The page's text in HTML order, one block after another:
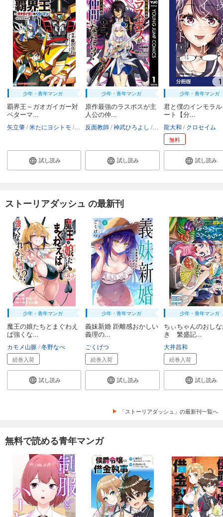
少年・青年マンガ
覇界王～ガオガイガー対
ベターマ...
矢立肇 米たにヨシトモ 竹田裕一郎 藤沢真行 ホビージャパン
試し読み
少年・青年マンガ
原作最強のラスボスが主
人公の仲...
反面教師 神武ひろよし fame
試し読み
少年・青年マンガ
君と僕のインモラ
ート【分...
龍大和 クロセイム
無料
試し読み
ストーリアダッシュ の最新刊
少年・青年マンガ
魔王の娘たちとまぐわえ
ば強くな...
カモメ山脈 冬野なべ
続巻入荷
試し読み
少年・青年マンガ
義妹新婚 距離感おかしい
義理の...
ごくげつ
続巻入荷
試し読み
少年・青年マンガ
ちぃちゃんのおし
き 繁盛記...
大井昌和
続巻入荷
試し読み
「ストーリアダッシュ」の最新刊一覧へ
無料で読める青年マンガ